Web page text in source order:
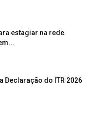
estagiar na rede
Declaração do ITR 2026